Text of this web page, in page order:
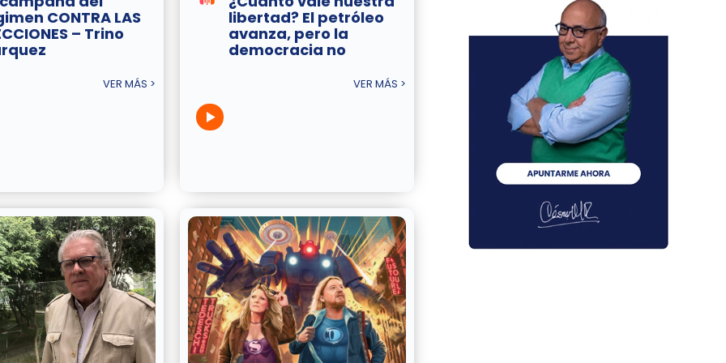
CONTRA LAS
– Trino
VER MÁS >
libertad? El petróleo
avanza, pero la
democracia no
VER MÁS >